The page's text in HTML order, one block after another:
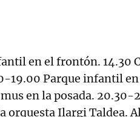
en el frontón. 14.30
19.00 Parque infantil
en la posada. 20.30-
orquesta Ilargi Taldea.